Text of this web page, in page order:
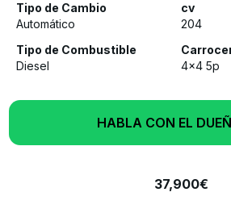
Tipo de Cambio
Automático
cv
204
Tipo de Combustible
Diesel
4x4 5p
HABLA CON EL
37,900€